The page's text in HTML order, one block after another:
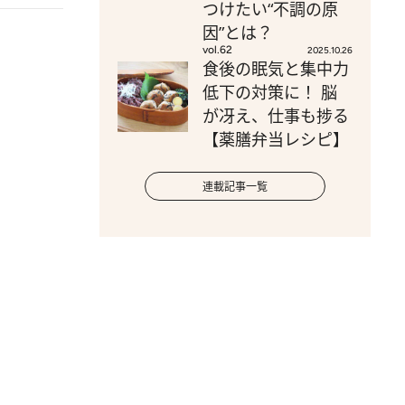
つけたい“不調の原
因”とは？
vol.62 2025.10.26
食後の眠気と集中力
低下の対策に！ 脳
が冴え、仕事も捗る
【薬膳弁当レシピ】
連載記事一覧